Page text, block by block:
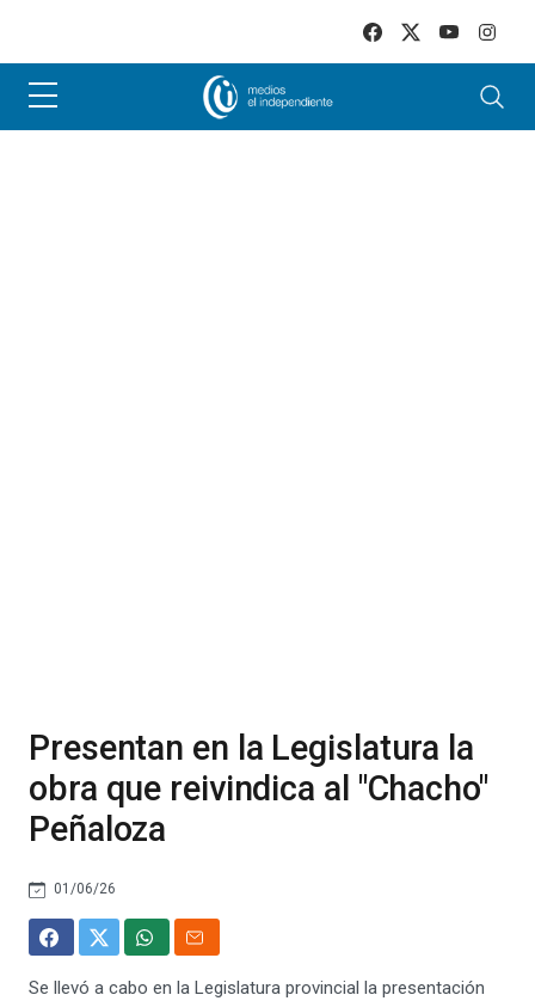
Presentan en la Legislatura la
obra que reivindica al "Chacho"
Peñaloza
01/06/26
Se llevó a cabo en la Legislatura provincial la presentación